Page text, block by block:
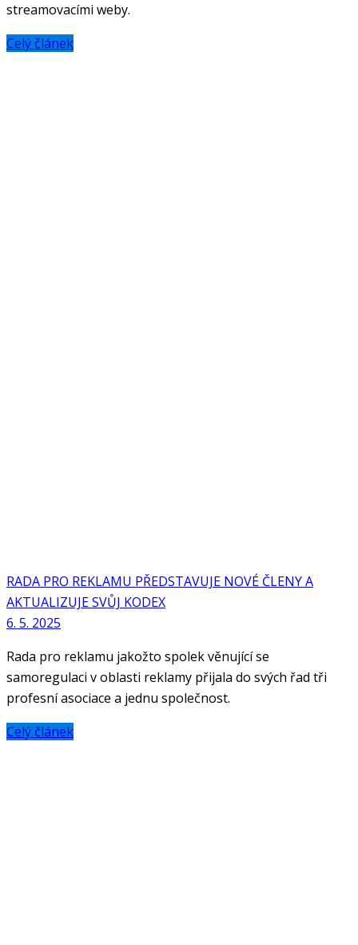
streamovacími weby.
Celý článek
RADA PRO REKLAMU PŘEDSTAVUJE NOVÉ ČLENY A
AKTUALIZUJE SVŮJ KODEX
6. 5. 2025
Rada pro reklamu jakožto spolek věnující se
samoregulaci v oblasti reklamy přijala do svých řad tři
profesní asociace a jednu společnost.
Celý článek